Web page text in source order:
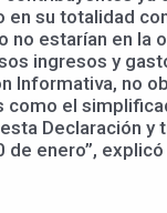
en su totalidad
no estarían en la
ingresos y
Informativa, no
como el
Declaración y
de enero”,